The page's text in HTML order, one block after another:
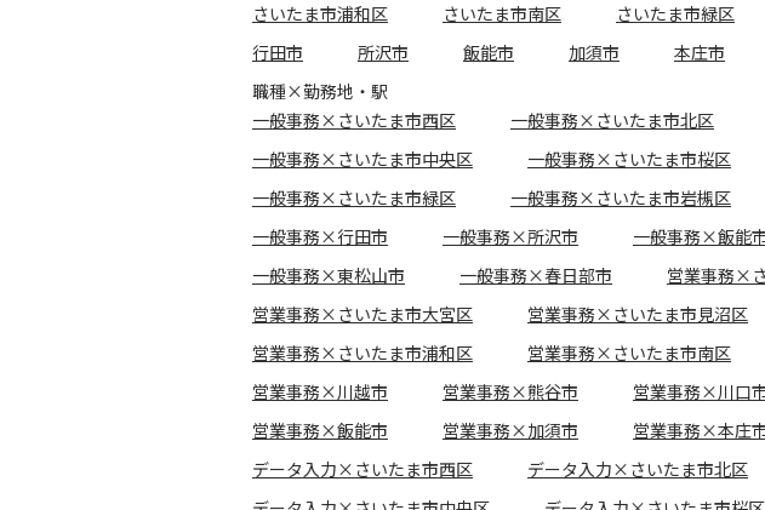
さいたま市浦和区
さいたま市南区 さいたま市緑区
行田市
所沢市 飯能市 加須市 本庄市
職種×勤務地・駅
一般事務×さいたま市西区
一般事務×さいたま市北区
一般事務×さいたま市中央区
一般事務×さいたま市桜区
一般事務×さいたま市緑区
一般事務×さいたま市岩槻区
一般事務×行田市
一般事務×所沢市 一般事務×飯能
一般事務×東松山市
一般事務×春日部市 営業事務×
営業事務×さいたま市大宮区
営業事務×さいたま市見沼区
営業事務×さいたま市浦和区
営業事務×さいたま市南区
営業事務×川越市
営業事務×熊谷市 営業事務×川口
営業事務×飯能市
営業事務×加須市 営業事務×本庄
データ入力×さいたま市西区
データ入力×さいたま市北区